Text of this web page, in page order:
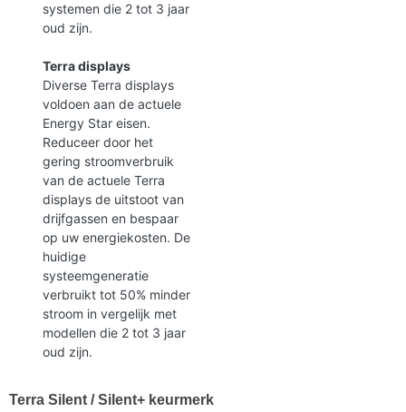
systemen die 2 tot 3 jaar
oud zijn.
Terra displays
Diverse Terra displays
voldoen aan de actuele
Energy Star eisen.
Reduceer door het
gering stroomverbruik
van de actuele Terra
displays de uitstoot van
drijfgassen en bespaar
op uw energiekosten. De
huidige
systeemgeneratie
verbruikt tot 50% minder
stroom in vergelijk met
modellen die 2 tot 3 jaar
oud zijn.
Terra Silent / Silent+ keurmerk